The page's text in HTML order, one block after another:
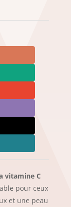
vitamine C
pour ceux
et une peau